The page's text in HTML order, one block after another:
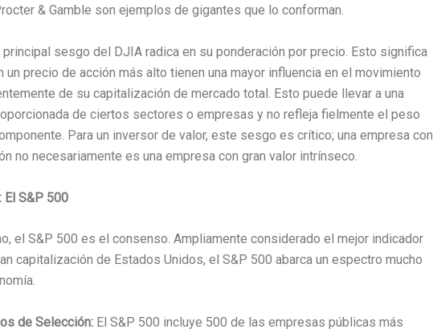
& Gamble son ejemplos de gigantes que lo conforman.
principal sesgo del DJIA radica en su ponderación por precio. Esto significa
un precio de acción más alto tienen una mayor influencia en el movimiento
de su capitalización de mercado total. Esto puede llevar a una
de ciertos sectores o empresas y no refleja fielmente el peso
Para un inversor de valor, este sesgo es crítico; una empresa con
no necesariamente es una empresa con gran valor intrínseco.
El S&P 500
el S&P 500 es el consenso. Ampliamente considerado el mejor indicador
capitalización de Estados Unidos, el S&P 500 abarca un espectro mucho
de Selección: El S&P 500 incluye 500 de las empresas públicas más